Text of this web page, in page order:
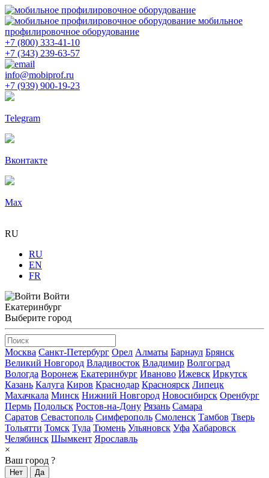
мобильное
профилировочное оборудование
+7 (800) 333-41-10
+7 (343) 239-63-57
info@mobiprof.ru
+7 (939) 900-19-23
Telegram
Вконтакте
Max
RU
RU
EN
FR
Войти
Екатеринбург
Выберите город
Москва Санкт-Петербург Орел Алматы Барнаул Брянск
Великий Новгород Владивосток Владимир Волгоград
Вологда Воронеж Екатеринбург Иваново Ижевск Иркутск
Казань Калуга Киров Краснодар Красноярск Липецк
Махачкала Минск Нижний Новгород Новосибирск Оренбург
Пермь Подольск Ростов-на-Дону Рязань Самара
Саратов Севастополь Симферополь Смоленск Тамбов Тверь
Тольятти Томск Тула Тюмень Ульяновск Уфа Хабаровск
Челябинск Шымкент Ярославль
×
Ваш город ?
Нет Да